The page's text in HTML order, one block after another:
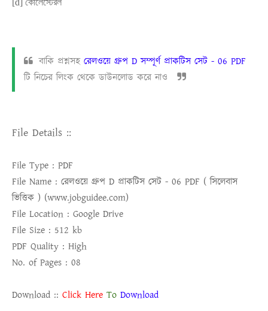
d] কোলেস্টেরল
বাকি প্রশ্নসহ রেলওয়ে গ্রুপ D সম্পূর্ণ প্রাকটিস সেট - 06 PDF
টি নিচের লিংক থেকে ডাউনলোড করে নাও
File Details ::
File Type : PDF
File Name : রেলওয়ে গ্রুপ D প্রাকটিস সেট - 06 PDF ( সিলেবাস
ভিত্তিক ) (www.jobguidee.com)
File Location : Google Drive
File Size : 512 kb
PDF Quality : High
No. of Pages : 08
Download :: Click Here To Download